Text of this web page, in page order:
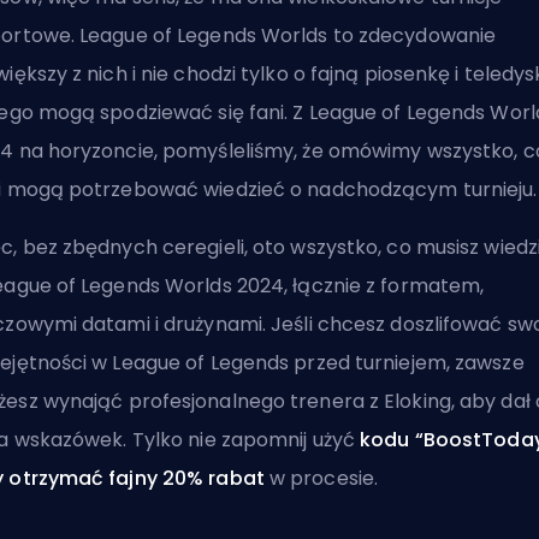
League of Legends Worlds to zdecydowanie
z nich i nie chodzi tylko o fajną piosenkę i
mogą spodziewać się fani. Z League of Legends
na horyzoncie, pomyśleliśmy, że omówimy wszystko,
mogą potrzebować wiedzieć o nadchodzącym turnieju.
bez zbędnych ceregieli, oto wszystko, co musisz
of Legends Worlds 2024, łącznie z formatem,
datami i drużynami. Jeśli chcesz doszlifować
w League of Legends przed turniejem, zawsze
wynająć profesjonalnego trenera z Eloking, aby dał
wskazówek. Tylko nie zapomnij użyć kodu
otrzymać fajny 20% rabat w procesie.